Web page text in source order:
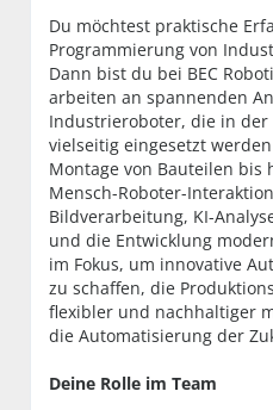
Du möchtest praktische
Programmierung von
Dann bist du bei BEC
arbeiten an spannenden
Industrieroboter, die in
vielseitig eingesetzt
Montage von Bauteilen bis
Mensch-Roboter-
Bildverarbeitung, KI-
und die Entwicklung
im Fokus, um innovative
zu schaffen, die
flexibler und nachhaltiger
die Automatisierung der
Deine Rolle im Team